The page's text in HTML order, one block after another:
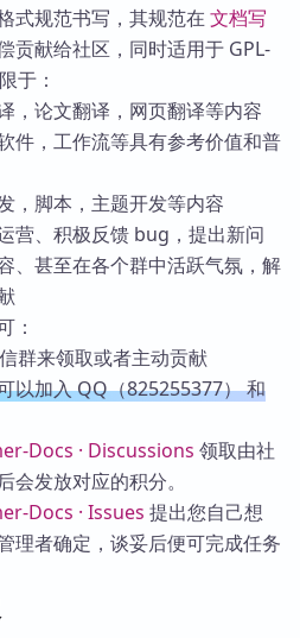
式规范书写，其规范在 文档写
贡献给社区，同时适用于 GPL-
于：
，论文翻译，网页翻译等内容
件，工作流等具有参考价值和普
，脚本，主题开发等内容
营、积极反馈 bug，提出新问
、甚至在各个群中活跃气氛，解
：
群来领取或者主动贡献
以加入 QQ（825255377） 和
Docs · Discussions 领取由社
会发放对应的积分。
Docs · Issues 提出您自己想
理者确定，谈妥后便可完成任务